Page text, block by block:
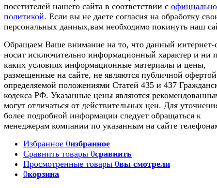
посетителей нашего сайта в соответствии с
политикой. Если вы не даете согласия на обработку
персональных данных,вам необходимо покинуть наш
Обращаем Ваше внимание на то, что данный интернет-
носит исключительно информационный характер и ни
каких условиях информационные материалы и цены,
размещенные на сайте, не являются публичной
определяемой положениями Статей 435 и 437
кодекса РФ. Указанные цены являются
могут отличаться от действительных цен. Для
более подробной информации следует обращаться к
менеджерам компании по указанным на сайте
Избранное 0избранное
Сравнить товары 0сравнить
Просмотренные товары 0вы смотрели
0корзина